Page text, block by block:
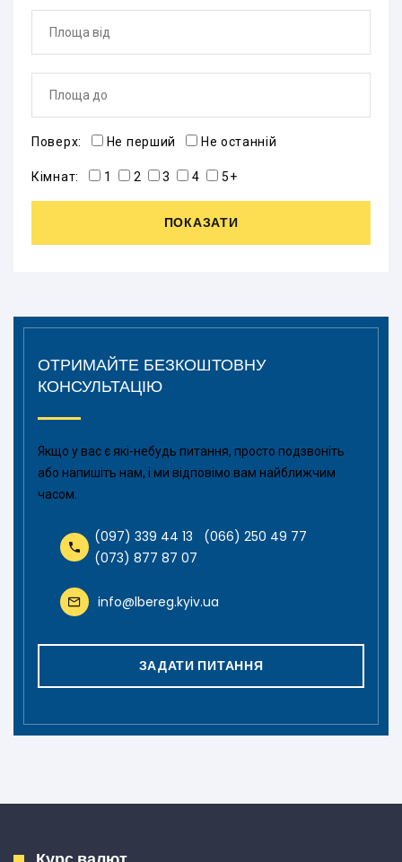
Поверх: Не перший Не останній
Кімнат: 1 2 3 4 5+
ПОКАЗАТИ
ОТРИМАЙТЕ БЕЗКОШТОВНУ
КОНСУЛЬТАЦІЮ
Якщо у вас є які-небудь питання, просто подзвоніть
або напишіть нам, і ми відповімо вам найближчим
часом.
(097) 339 44 13
(066) 250 49 77
(073) 877 87 07
info@lbereg.kyiv.ua
ЗАДАТИ ПИТАННЯ